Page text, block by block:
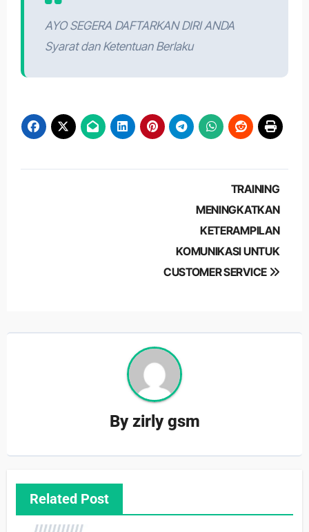
AYO SEGERA DAFTARKAN DIRI ANDA
Syarat dan Ketentuan Berlaku
TRAINING
MENINGKATKAN
KETERAMPILAN
KOMUNIKASI UNTUK
CUSTOMER SERVICE
Byzirly gsm
Related Post